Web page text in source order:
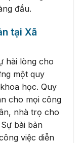
đầu.
tại Xã
hài lòng cho
một quy
học. Quy
cho mọi công
nhà trọ cho
bài bản
việc diễn